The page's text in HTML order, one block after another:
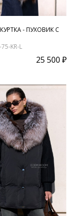
- ПУХОВИК С
KR-L
25 500 ₽